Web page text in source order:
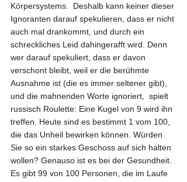
Körpersystems.  Deshalb kann keiner dieser
Ignoranten darauf spekulieren, dass er nicht
auch mal drankommt, und durch ein
schreckliches Leid dahingerafft wird. Denn
wer darauf spekuliert, dass er davon
verschont bleibt, weil er die berühmte
Ausnahme ist (die es immer seltener gibt),
und die mahnenden Worte ignoriert,  spielt
russisch Roulette: Eine Kugel von 9 wird ihn
treffen. Heute sind es bestimmt 1 vom 100,
die das Unheil bewirken können. Würden
Sie so ein starkes Geschoss auf sich halten
wollen? Genauso ist es bei der Gesundheit.
Es gibt 99 von 100 Personen, die im Laufe